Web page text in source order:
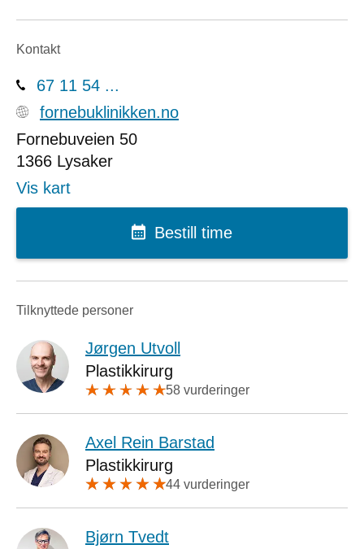
Kontakt
67 11 54 ...
fornebuklinikken.no
Fornebuveien 50
1366 Lysaker
Vis kart
Bestill time
Tilknyttede personer
Jørgen Utvoll
Plastikkirurg
58 vurderinger
Axel Rein Barstad
Plastikkirurg
44 vurderinger
Bjørn Tvedt